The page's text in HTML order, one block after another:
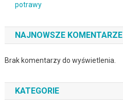
potrawy
NAJNOWSZE KOMENTARZE
Brak komentarzy do wyświetlenia.
KATEGORIE